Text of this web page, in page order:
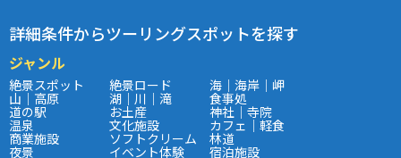
詳細条件からツーリングスポットを探す
ジャンル
絶景スポット 絶景ロード 海｜海岸｜岬
山｜高原 湖｜川｜滝 食事処
道の駅 お土産 神社｜寺院
温泉 文化施設 カフェ｜軽食
商業施設 ソフトクリーム 林道
夜景 イベント体験 宿泊施設